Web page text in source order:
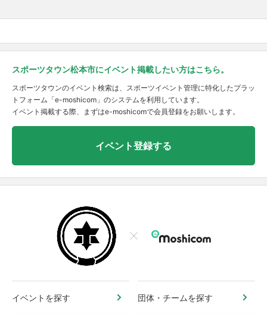
スポーツタウン松本市にイベント掲載したい方はこちら。
スポーツタウンのイベント検索は、スポーツイベント管理に特化したプラッ
トフォーム「e-moshicom」のシステムを利用しています。
イベント掲載する際、まずはe-moshicomで会員登録をお願いします。
イベント登録する
イベントを探す 団体・チームを探す